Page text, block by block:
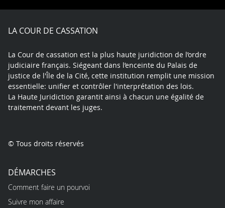
X
FacebookYoutubeLinkedInInstagram
LA COUR DE CASSATION
La Cour de cassation est la plus haute juridiction de l’ordre
judiciaire français. Siégeant dans l’enceinte du Palais de
justice de l'Île de la Cité, cette institution remplit une mission
essentielle: unifier et contrôler l'interprétation des lois.
La Haute Juridiction garantit ainsi à chacun une égalité de
traitement devant les juges.
© Tous droits réservés
DÉMARCHES
Comment faire un pourvoi
Suivre mon affaire